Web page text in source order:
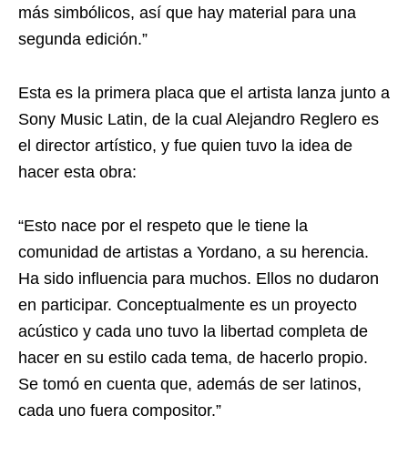
más simbólicos, así que hay material para una
segunda edición.”
Esta es la primera placa que el artista lanza junto a
Sony Music Latin, de la cual Alejandro Reglero es
el director artístico, y fue quien tuvo la idea de
hacer esta obra:
“Esto nace por el respeto que le tiene la
comunidad de artistas a Yordano, a su herencia.
Ha sido influencia para muchos. Ellos no dudaron
en participar. Conceptualmente es un proyecto
acústico y cada uno tuvo la libertad completa de
hacer en su estilo cada tema, de hacerlo propio.
Se tomó en cuenta que, además de ser latinos,
cada uno fuera compositor.”